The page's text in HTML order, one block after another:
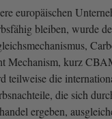
europäischen
bleiben, wurde
Mechanism, kurz
teilweise die
die sich
ergeben,